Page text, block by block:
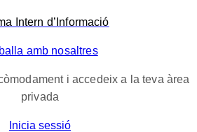
Intern d’Informació
amb nosaltres
i accedeix a la teva àrea
privada
Inicia sessió